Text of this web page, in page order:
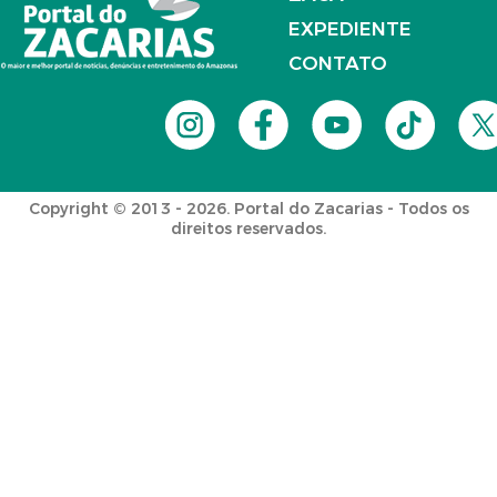
EXPEDIENTE
CONTATO
Copyright © 2013 - 2026. Portal do Zacarias - Todos os
direitos reservados.